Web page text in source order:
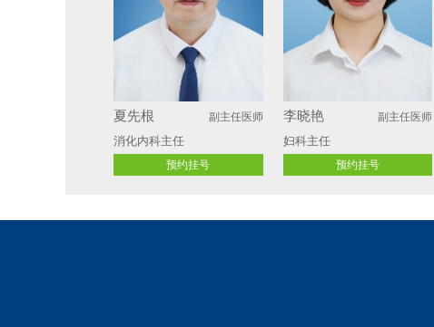
夏先根 副主任医师
消化内科主任
预约挂号
李晓艳 副主任医师
妇科主任
预约挂号